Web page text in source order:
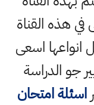
في هذه القناة
انواعها اسعى
جو الدراسة
اسئلة امتحان